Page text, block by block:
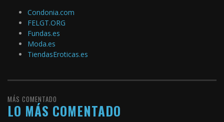
Condonia.com
FELGT.ORG
Fundas.es
Moda.es
TiendasEroticas.es
MÁS COMENTADO
LO MÁS COMENTADO